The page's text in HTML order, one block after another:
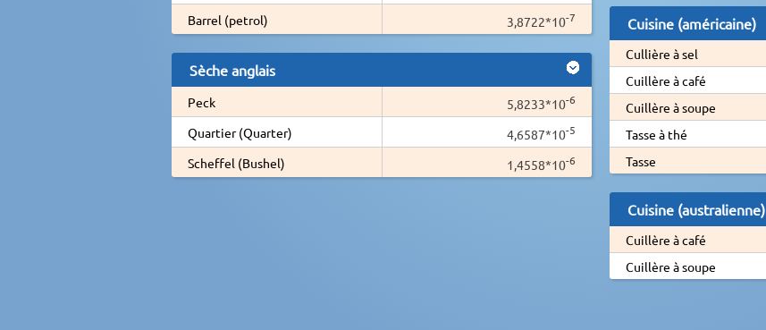
Barrel (petrol) 3,8722*10-7
Sèche anglais
Peck 5,8233*10-6
Quartier (Quarter) 4,6587*10-5
Scheffel (Bushel) 1,4558*10-6
Cuisine (américaine)
Cullière à sel
Cuillère à café
Cuillère à soupe
Tasse à thé
Tasse
Cuisine (australienne)
Cuillère à café
Cuillère à soupe